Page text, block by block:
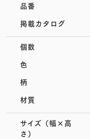
品番
掲載カタログ
個数
色
柄
材質
サイズ （幅×高
さ）